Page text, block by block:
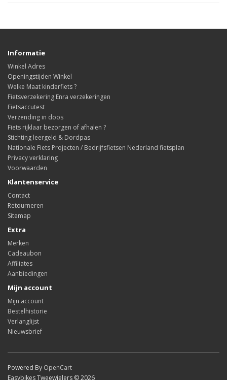
Informatie
Winkel Adres
Openingstijden Winkel
Welke Maat kinderfiets ?
Fietsverzekering Enra verzekeringen
Fietsaccutest
Verzending in doos
Fiets rijklaar bezorgen of afhalen ?
Stichting leergeld & Dordpas
Nationale Fiets Projecten / Bedrijfsfietsen Nederland fietsplan
Privacy verklaring
Voorwaarden
Klantenservice
Contact
Retourneren
Sitemap
Extra
Merken
Cadeaubon
Affiliates
Aanbiedingen
Mijn account
Mijn account
Bestelhistorie
Verlanglijst
Nieuwsbrief
Powered By OpenCart
Easybikes Tweewielers © 2026